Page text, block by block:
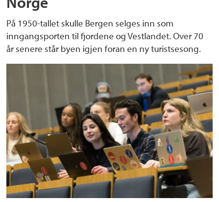
På 1950-tallet skulle Bergen selges inn som
inngangsporten til fjordene og Vestlandet. Over 70
år senere står byen igjen foran en ny turistsesong.